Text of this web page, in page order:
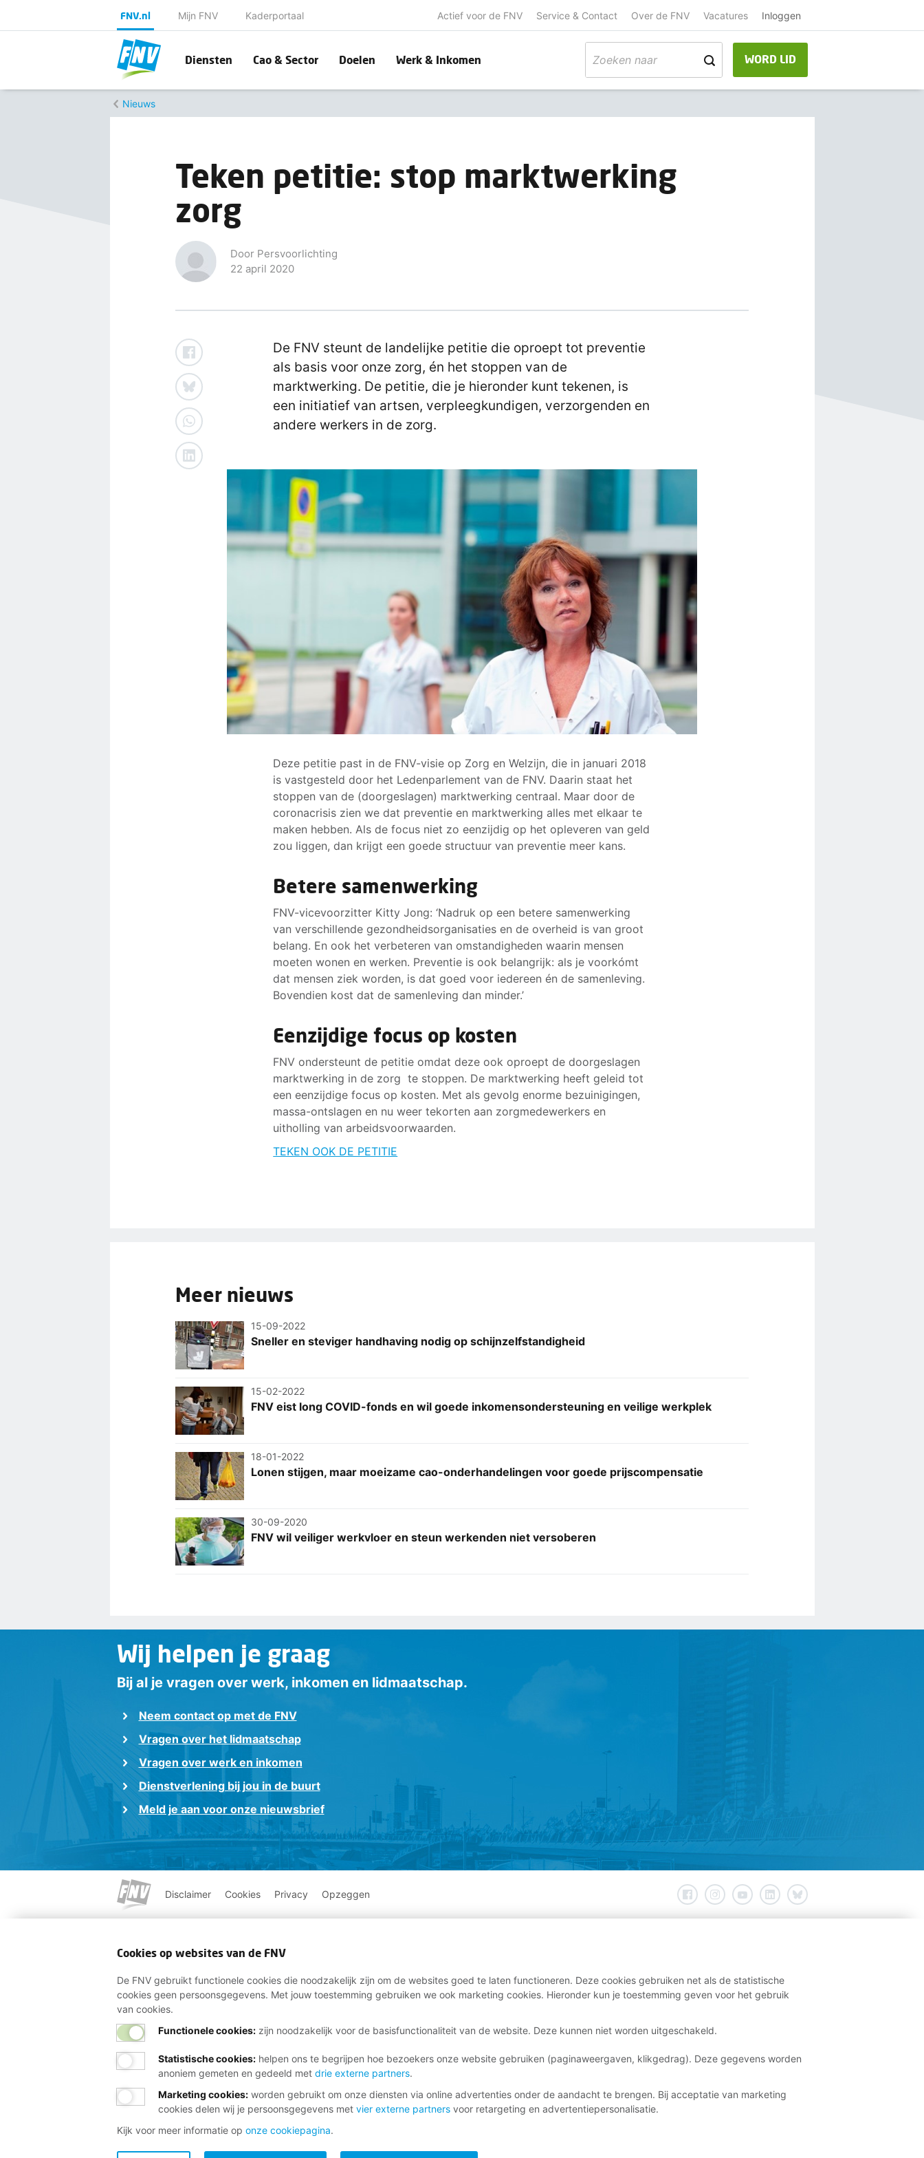
FNV.nl Mijn FNV Kaderportaal Actief voor de FNV Service & Contact Over de FNV Vacatures Inloggen
Diensten Cao & Sector Doelen Werk & Inkomen WORD LID
Nieuws
Teken petitie: stop marktwerking
zorg
Door Persvoorlichting
22 april 2020
De FNV steunt de landelijke petitie die oproept tot preventie
als basis voor onze zorg, én het stoppen van de
marktwerking. De petitie, die je hieronder kunt tekenen, is
een initiatief van artsen, verpleegkundigen, verzorgenden en
andere werkers in de zorg.
Deze petitie past in de FNV-visie op Zorg en Welzijn, die in januari 2018
is vastgesteld door het Ledenparlement van de FNV. Daarin staat het
stoppen van de (doorgeslagen) marktwerking centraal. Maar door de
coronacrisis zien we dat preventie en marktwerking alles met elkaar te
maken hebben. Als de focus niet zo eenzijdig op het opleveren van geld
zou liggen, dan krijgt een goede structuur van preventie meer kans.
Betere samenwerking
FNV-vicevoorzitter Kitty Jong: ‘Nadruk op een betere samenwerking
van verschillende gezondheidsorganisaties en de overheid is van groot
belang. En ook het verbeteren van omstandigheden waarin mensen
moeten wonen en werken. Preventie is ook belangrijk: als je voorkómt
dat mensen ziek worden, is dat goed voor iedereen én de samenleving.
Bovendien kost dat de samenleving dan minder.’
Eenzijdige focus op kosten
FNV ondersteunt de petitie omdat deze ook oproept de doorgeslagen
marktwerking in de zorg te stoppen. De marktwerking heeft geleid tot
een eenzijdige focus op kosten. Met als gevolg enorme bezuinigingen,
massa-ontslagen en nu weer tekorten aan zorgmedewerkers en
uitholling van arbeidsvoorwaarden.
TEKEN OOK DE PETITIE
Meer nieuws
15-09-2022
Sneller en steviger handhaving nodig op schijnzelfstandigheid
15-02-2022
FNV eist long COVID-fonds en wil goede inkomensondersteuning en veilige werkplek
18-01-2022
Lonen stijgen, maar moeizame cao-onderhandelingen voor goede prijscompensatie
30-09-2020
FNV wil veiliger werkvloer en steun werkenden niet versoberen
Wij helpen je graag
Bij al je vragen over werk, inkomen en lidmaatschap.
Neem contact op met de FNV
Vragen over het lidmaatschap
Vragen over werk en inkomen
Dienstverlening bij jou in de buurt
Meld je aan voor onze nieuwsbrief
Disclaimer Cookies Privacy Opzeggen
Cookies op websites van de FNV
De FNV gebruikt functionele cookies die noodzakelijk zijn om de websites goed te laten functioneren. Deze cookies gebruiken net als de statistische
cookies geen persoonsgegevens. Met jouw toestemming gebruiken we ook marketing cookies. Hieronder kun je toestemming geven voor het gebruik
van cookies.
Functionele cookies:zijn noodzakelijk voor de basisfunctionaliteit van de website. Deze kunnen niet worden uitgeschakeld.
Statistische cookies: helpen ons te begrijpen hoe bezoekers onze website gebruiken (paginaweergaven, klikgedrag). Deze gegevens worden
anoniem gemeten en gedeeld met drie externe partners.
Marketing cookies: worden gebruikt om onze diensten via online advertenties onder de aandacht te brengen. Bij acceptatie van marketing
cookies delen wij je persoonsgegevens met vier externe partnersvoor retargeting en advertentiepersonalisatie.
Kijk voor meer informatie op onze cookiepagina.